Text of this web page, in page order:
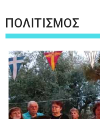
ΠΟΛΙΤΙΣΜΟΣ